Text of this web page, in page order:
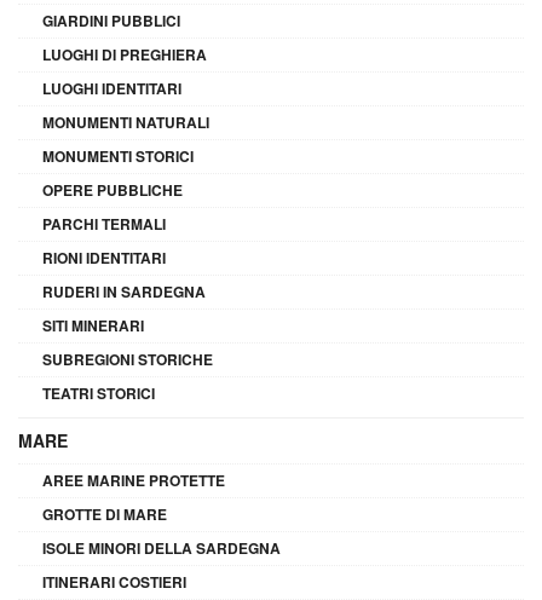
GIARDINI PUBBLICI
LUOGHI DI PREGHIERA
LUOGHI IDENTITARI
MONUMENTI NATURALI
MONUMENTI STORICI
OPERE PUBBLICHE
PARCHI TERMALI
RIONI IDENTITARI
RUDERI IN SARDEGNA
SITI MINERARI
SUBREGIONI STORICHE
TEATRI STORICI
MARE
AREE MARINE PROTETTE
GROTTE DI MARE
ISOLE MINORI DELLA SARDEGNA
ITINERARI COSTIERI